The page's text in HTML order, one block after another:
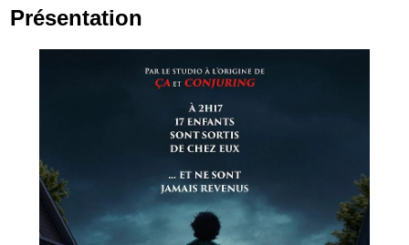
Présentation